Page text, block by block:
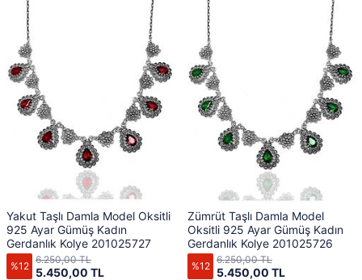
Yakut Taşlı Damla Model Oksitli
925 Ayar Gümüş Kadın
Gerdanlık Kolye 201025727
%12 5.450,00 TL
6.250,00 TL
Zümrüt Taşlı Damla Model
Oksitli 925 Ayar Gümüş Kadın
Gerdanlık Kolye 201025726
%12 5.450,00 TL
6.250,00 TL